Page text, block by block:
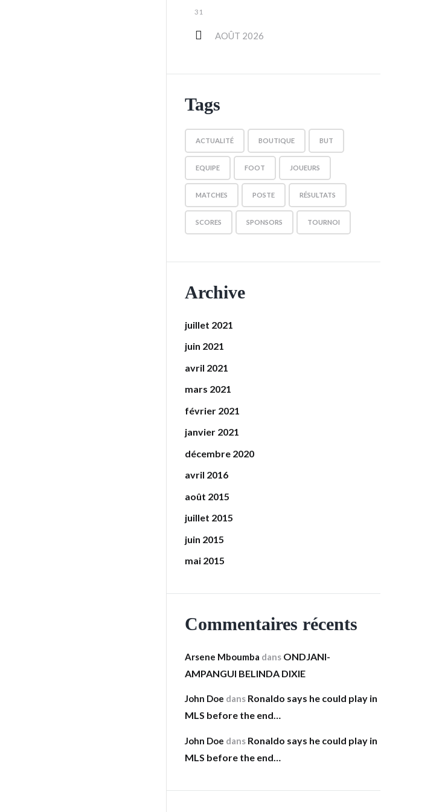
AOÛT 2026
31
Tags
ACTUALITÉ BOUTIQUE BUT
EQUIPE FOOT JOUEURS
MATCHES POSTE RÉSULTATS
SCORES SPONSORS TOURNOI
Archive
juillet 2021
juin 2021
avril 2021
mars 2021
février 2021
janvier 2021
décembre 2020
avril 2016
août 2015
juillet 2015
juin 2015
mai 2015
Commentaires récents
Arsene Mboumba dans ONDJANI-
AMPANGUI BELINDA DIXIE
John Doe dans Ronaldo says he could play in
MLS before the end…
John Doe dans Ronaldo says he could play in
MLS before the end…